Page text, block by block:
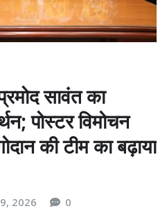
सावंत का
पोस्टर विमोचन
की टीम का बढ़ाया
2026 0